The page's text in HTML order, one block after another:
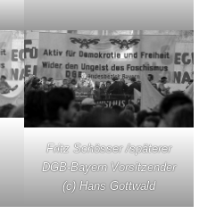
Fritz Schösser /späterer
DGB-Bayern Vorsitzender
(c) Hans Gottwald